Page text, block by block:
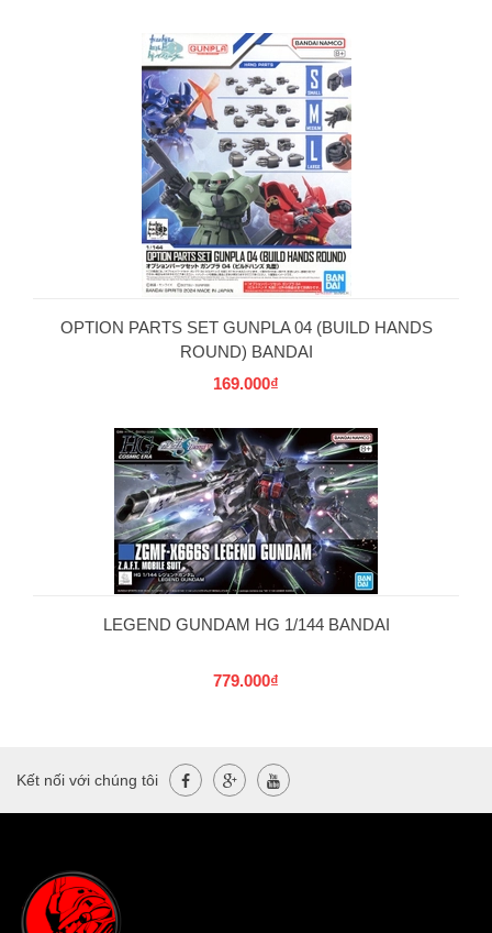
OPTION PARTS SET GUNPLA 04 (BUILD HANDS
ROUND) BANDAI
169.000₫
LEGEND GUNDAM HG 1/144 BANDAI
779.000₫
Kết nối với chúng tôi